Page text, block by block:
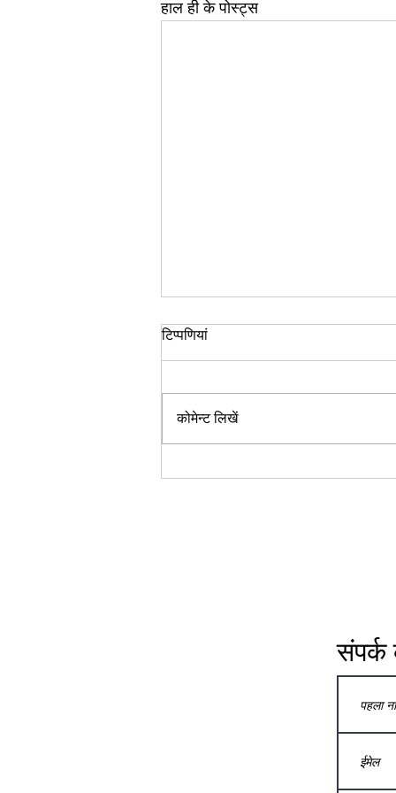
हाल ही के पोस्ट्स
रिवर्स एजिंग, एक आयुर्वेदिक परिप्रेक्ष्य
एक अन्य लेख में, आधुनिक चिकित्सा के
पर चर्चा की गई है, साथ ही अच्छे स्वास्थ्य के
टिप्पणियां
कोमेन्ट लिखें